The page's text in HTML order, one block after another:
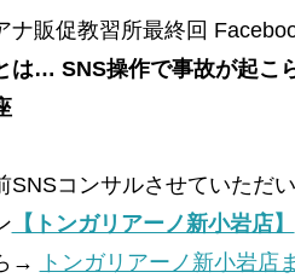
ナ販促教習所最終回
は… SNS操作で事故が起こ
SNSコンサルさせていただ
【トンガリアーノ新小岩店】
→
トンガリアーノ新小岩店